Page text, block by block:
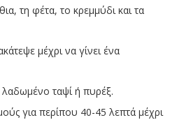
τη φέτα, το κρεμμύδι και τα
μέχρι να γίνει ένα
ταψί ή πυρέξ.
για περίπου 40-45 λεπτά μέχρι